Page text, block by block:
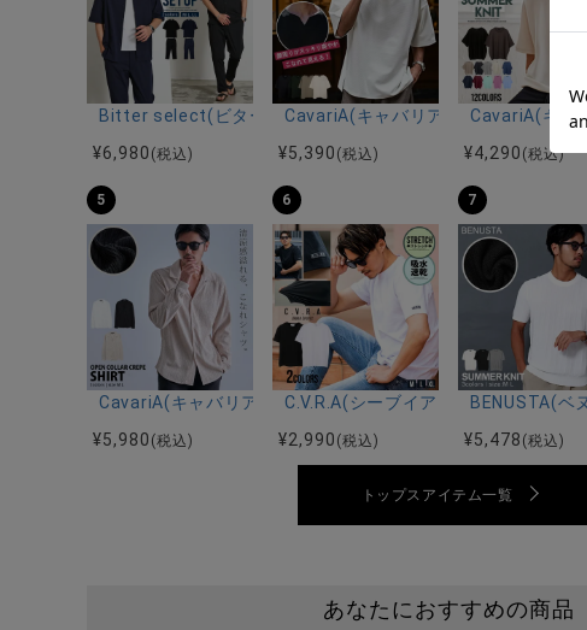
Bitter select(ビターセレクト)接触冷感スーパーストレッチ
¥6,980 (税込)
CavariA(キャバリア)キーネック半袖
¥5,390 (税込)
CavariA(キャ
¥4,290 (税込)
5
CavariA(キャバリア)オープンカラー楊柳シャツ/全3色
¥5,980 (税込)
6
C.V.R.A(シーブイアールエー)吸水速
¥2,990 (税込)
7
BENUSTA(ベ
¥5,478 (税込)
トップスアイテム一覧
あなたにおすすめの商品